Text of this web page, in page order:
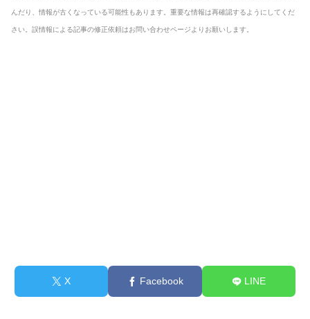
んだり、情報が古くなっている可能性もあります。重要な情報は再確認するようにしてくだ
さい。誤情報による記事の修正依頼はお問い合わせページよりお願いします。
X Facebook LINE